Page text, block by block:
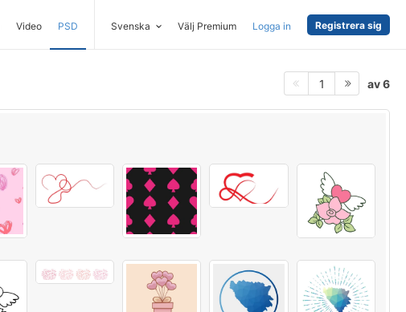
Video PSD Svenska Välj Premium Logga in Registrera sig
1 av 6